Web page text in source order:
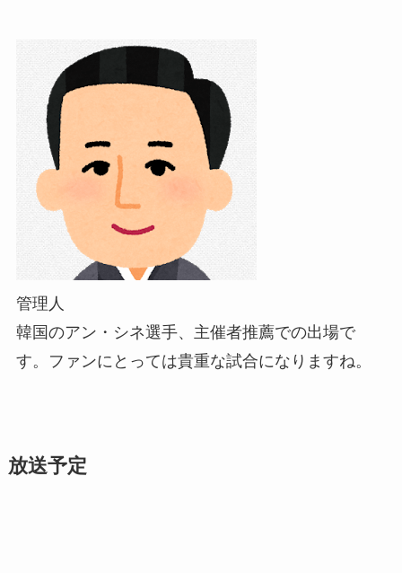
管理人
韓国のアン・シネ選手、主催者推薦での出場で
す。ファンにとっては貴重な試合になりますね。
放送予定